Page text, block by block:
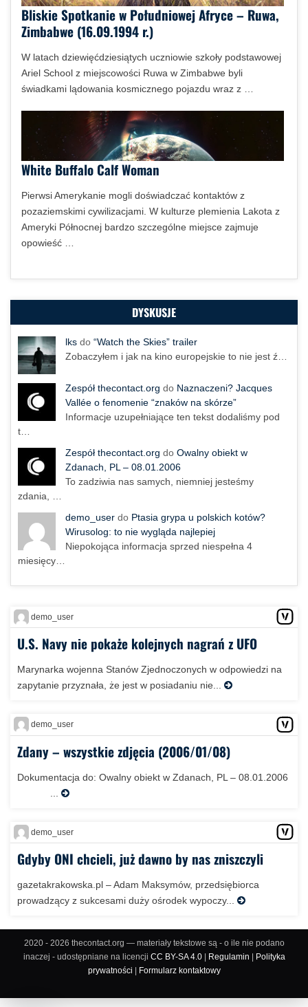
Bliskie Spotkanie w Południowej Afryce – Ruwa,
Zimbabwe (16.09.1994 r.)
W latach dziewięćdziesiątych uczniowie szkoły podstawowej
Ariel School z miejscowości Ruwa w Zimbabwe byli
świadkami lądowania kosmicznego pojazdu wraz z …
White Buffalo Calf Woman
Pierwsi Amerykanie mogli doświadczać kontaktów z
pozaziemskimi cywilizacjami. W kulturze plemienia Lakota z
Ameryki Północnej bardzo szczególne miejsce zajmuje
opowieść …
DYSKUSJE
lks do “Watch the Skies” trailer
Zobaczyłem i jak na kino europejskie to nie jest ź…
Zespół thecontact.org do Naznaczeni? Jacques
Vallée o fenomenie “znaków na skórze”
Informacje uzupełniające ten tekst dodaliśmy pod
t…
Zespół thecontact.org do Owalny obiekt w
Zdanach, PL – 08.01.2006
To zadziwia nas samych, niemniej jesteśmy
zdania, …
demo_user do Ptasia grypa u polskich kotów?
Wirusolog: to nie wygląda najlepiej
Niepokojąca informacja sprzed niespełna 4
miesięcy…
demo_user
U.S. Navy nie pokaże kolejnych nagrań z UFO
Marynarka wojenna Stanów Zjednoczonych w odpowiedzi na
zapytanie przyznała, że jest w posiadaniu nie...
demo_user
Zdany – wszystkie zdjęcia (2006/01/08)
Dokumentacja do: Owalny obiekt w Zdanach, PL – 08.01.2006
demo_user
Gdyby ONI chcieli, już dawno by nas zniszczyli
gazetakrakowska.pl – Adam Maksymów, przedsiębiorca
prowadzący z sukcesami duży ośrodek wypoczy...
2020 - 2026 thecontact.org — materiały tekstowe są - o ile nie podano
inaczej - udostępniane na licencji CC BY-SA 4.0| Regulamin | Polityka
prywatności | Formularz kontaktowy